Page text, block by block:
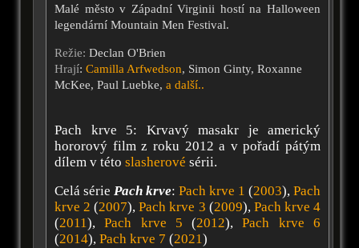
Malé město v Západní Virginii hostí na Halloween
legendární Mountain Men Festival.
Režie: Declan O'Brien
Hrají: Camilla Arfwedson, Simon Ginty, Roxanne
McKee, Paul Luebke, a další..
Pach krve 5: Krvavý masakr je americký
hororový film z roku 2012 a v pořadí pátým
dílem v této slasherové sérii.
Celá sériePach krve:Pach krve 1 (2003),Pach
krve 2 (2007),Pach krve 3 (2009), Pach krve 4
(2011),Pach krve 5 (2012),Pach krve 6
(2014), Pach krve 7 (2021)